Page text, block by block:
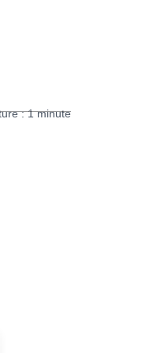
: 1 minute